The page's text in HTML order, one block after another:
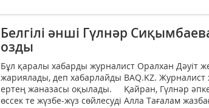
Белгілі әнші Гүлнәр
озды
Бұл қаралы хабарды журналист Оралхан Дәуіт
жариялады, деп хабарлайды BAQ.KZ. Журналист
ертең жаназасы оқылады. Қайран, Гүлнәр
өссек те жүзбе-жүз сөйлесуді Алла Тағалам